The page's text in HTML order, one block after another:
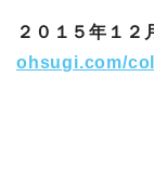
２０１５年１２
ohsugi.com/